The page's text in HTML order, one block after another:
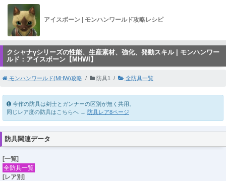
アイスボーン | モンハンワールド攻略レシピ
クシャナγシリーズの性能、生産素材、強化、発動スキル | モンハンワー
ルド：アイスボーン【MHWI】
モンハンワールド(MHW)攻略 防具1 全防具一覧
今作の防具は剣士とガンナーの区別が無く共用。
同じレア度の防具はこちらへ → 防具レア8ページ
防具関連データ
[一覧]
全防具一覧
[レア別]